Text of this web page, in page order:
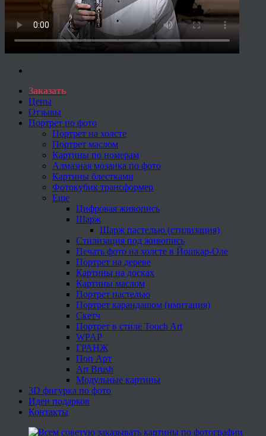
Заказать
Цены
Отзывы
Портрет по фото
Портрет на холсте
Портрет маслом
Картины по номерам
Алмазная мозаика по фото
Картины блестками
Фотокубик трансформер
Еще
Цифровая живопись
Шарж
Шарж пастелью (стилизация)
Стилизация под живопись
Печать фото на холсте в Йошкар-Оле
Портрет на дереве
Картины на досках
Картины маслом
Портрет пастелью
Портрет карандашом (имитация)
Скетч
Портрет в стиле Touch Art
WPAP
ГРАНЖ
Поп Арт
Art Brush
Модульные картины
3D фигурка по фото
Идеи подарков
Контакты